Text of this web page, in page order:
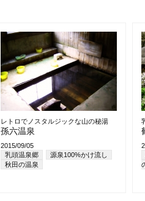
レトロでノスタルジックな山の秘湯
孫六温泉
2015/09/05
乳頭温泉郷
源泉100%かけ流し
秋田の温泉